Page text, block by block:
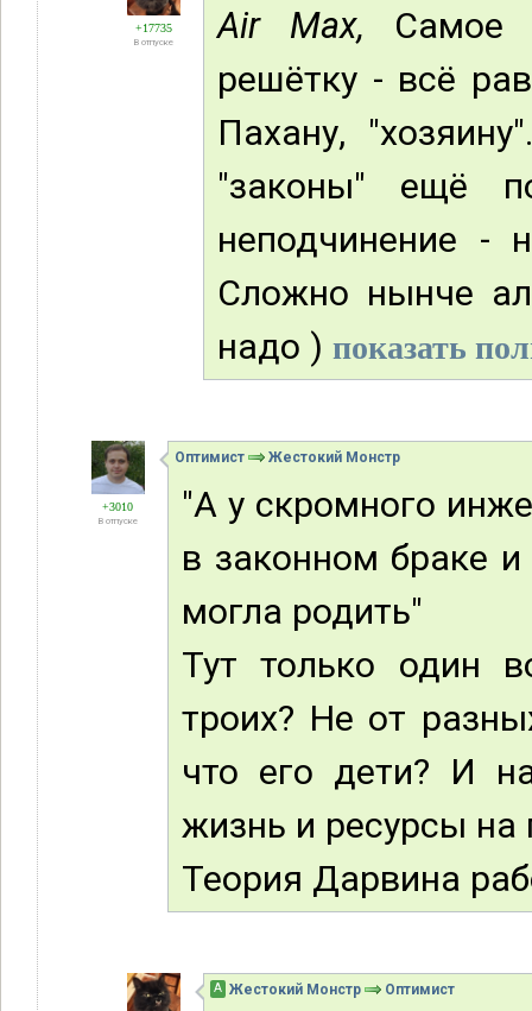
+17735
В отпуске Air Max, Самое
решётку - всё
Пахану,
"законы" ещё
неподчинение -
Сложно нынче
надо ) показать
+3010
В отпуске
Оптимист Жестокий Монстр
"А у скромного
в законном браке
могла родить"
Тут только один
троих? Не от
что его дети? И
жизнь и ресурсы на
Теория Дарвина
А Жестокий Монстр Оптимист